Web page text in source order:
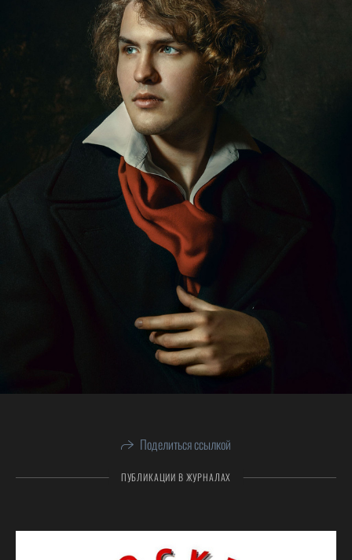
Поделиться ссылкой
ПУБЛИКАЦИИ В ЖУРНАЛАХ